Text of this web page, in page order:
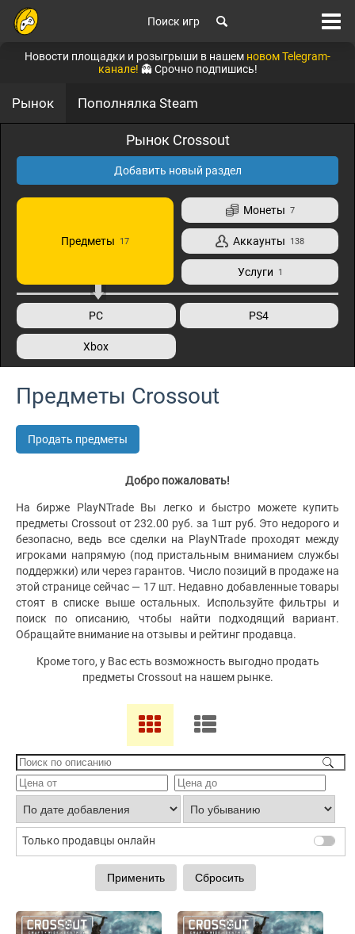
Поиск игр
Новости площадки и розыгрыши в нашем новом Telegram-
канале! 👻 Срочно подпишись!
Рынок Пополнялка Steam
Рынок Crossout
Добавить новый раздел
Предметы 17
Монеты 7
Аккаунты 138
Услуги 1
PC PS4
Xbox
Предметы Crossout
Продать предметы
Добро пожаловать!
На бирже PlayNTrade Вы легко и быстро можете купить
предметы Crossout от 232.00 руб. за 1шт руб. Это недорого и
безопасно, ведь все сделки на PlayNTrade проходят между
игроками напрямую (под пристальным вниманием службы
поддержки) или через гарантов. Число позиций в продаже на
этой странице сейчас — 17 шт. Недавно добавленные товары
стоят в списке выше остальных. Используйте фильтры и
поиск по описанию, чтобы найти подходящий вариант.
Обращайте внимание на отзывы и рейтинг продавца.
Кроме того, у Вас есть возможность выгодно продать
предметы Crossout на нашем рынке.
Только продавцы онлайн